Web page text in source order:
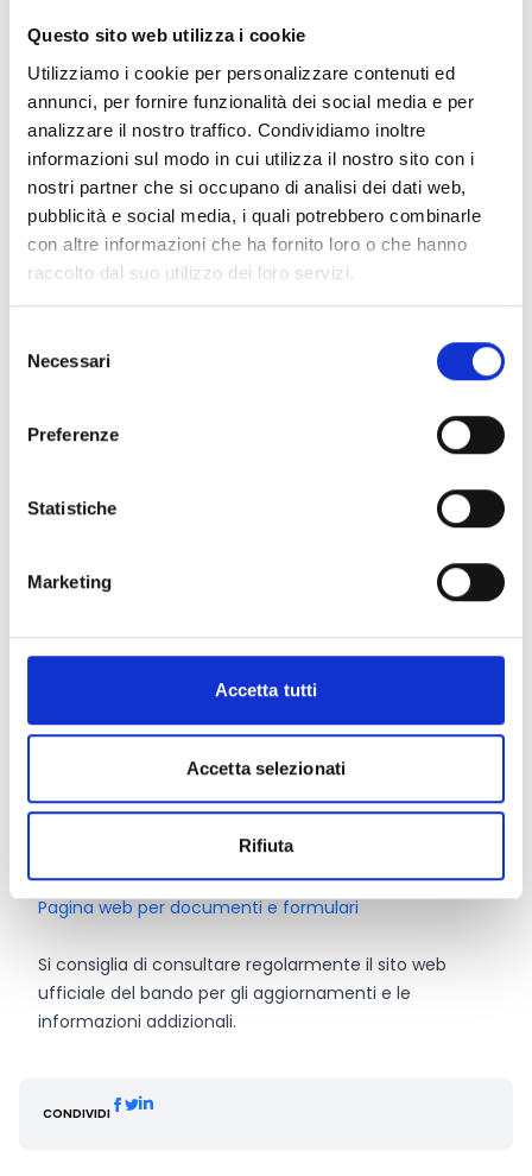
Questo sito web utilizza i cookie
Utilizziamo i cookie per personalizzare contenuti ed
annunci, per fornire funzionalità dei social media e per
analizzare il nostro traffico. Condividiamo inoltre
informazioni sul modo in cui utilizza il nostro sito con i
nostri partner che si occupano di analisi dei dati web,
pubblicità e social media, i quali potrebbero combinarle
con altre informazioni che ha fornito loro o che hanno
raccolto dal suo utilizzo dei loro servizi.
delNecessari
Preferenze
Statistiche
Marketing
Accetta tutti
Accetta selezionati
Rifiuta
Per i candidati o gli offerenti britannici: si noti che,
dopo il ritiro del Regno Unito dall'UE, le regole di
accesso alle procedure di appalto dell'UE degli
operatori economici stabiliti in paesi terzi si
applicheranno ai candidati o agli offerenti del Regno
Unito in funzione dell'esito dei negoziati. Nel caso in cui
tale accesso non sia fornito dalle disposizioni
giuridiche in vigore, i candidati o gli offerenti dal Regno
per vedere i piani di
ihc_mb_type="show" ihc_mb_who="2,3"
EUR
Link e Documenti
abbonamento [ihc-hide-content
ihc_mb_type="show" ihc_mb_who="2,3"
30.08.2018
Pagina web per documenti e formulari
Si consiglia di consultare regolarmente il sito web
ufficiale del bando per gli aggiornamenti e le
informazioni addizionali.
CONDIVIDI